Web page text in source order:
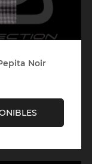
Noir